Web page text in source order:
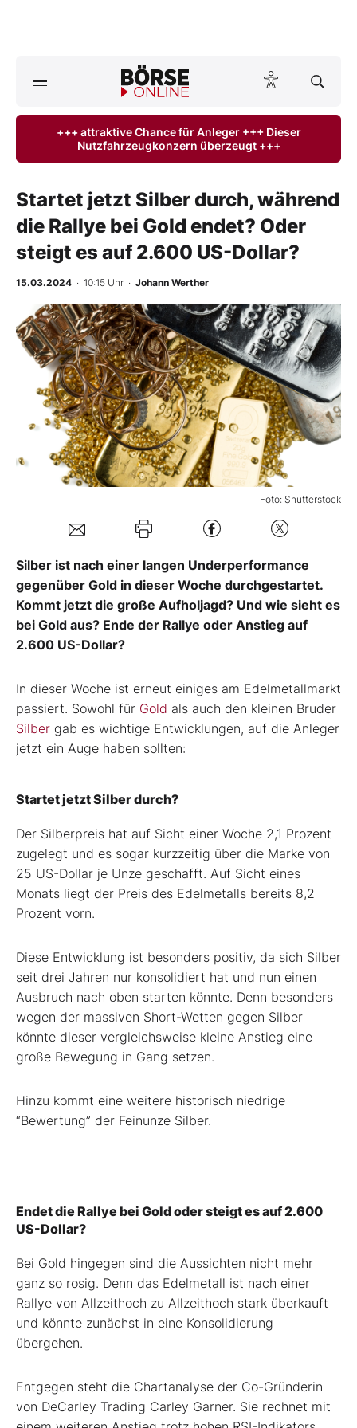
ktuelle Ausgabe BÖRSE ONLINE lesen
Anlageprodukte
Finanz-Check
Abo & Shop
BO-Musterdepots
Experten
Mein B:O
Mein Konto
+++ attraktive Chance für Anleger +++ Dieser
Nutzfahrzeugkonzern überzeugt +++
Startet jetzt Silber durch, während
die Rallye bei Gold endet? Oder
steigt es auf 2.600 US-Dollar?
15.03.2024 · 10:15 Uhr · Johann Werther
Foto: Shutterstock
-%
Silber ist nach einer langen Underperformance
gegenüber Gold in dieser Woche durchgestartet.
Kommt jetzt die große Aufholjagd? Und wie sieht es
bei Gold aus? Ende der Rallye oder Anstieg auf
2.600 US-Dollar?
In dieser Woche ist erneut einiges am Edelmetallmarkt
passiert. Sowohl für Gold als auch den kleinen Bruder
Silber gab es wichtige Entwicklungen, auf die Anleger
jetzt ein Auge haben sollten:
Startet jetzt Silber durch?
Der Silberpreis hat auf Sicht einer Woche 2,1 Prozent
zugelegt und es sogar kurzzeitig über die Marke von
25 US-Dollar je Unze geschafft. Auf Sicht eines
Monats liegt der Preis des Edelmetalls bereits 8,2
Prozent vorn.
Diese Entwicklung ist besonders positiv, da sich Silber
seit drei Jahren nur konsolidiert hat und nun einen
Ausbruch nach oben starten könnte. Denn besonders
wegen der massiven Short-Wetten gegen Silber
könnte dieser vergleichsweise kleine Anstieg eine
große Bewegung in Gang setzen.
Hinzu kommt eine weitere historisch niedrige
“Bewertung” der Feinunze Silber.
Endet die Rallye bei Gold oder steigt es auf 2.600
US-Dollar?
Bei Gold hingegen sind die Aussichten nicht mehr
ganz so rosig. Denn das Edelmetall ist nach einer
Rallye von Allzeithoch zu Allzeithoch stark überkauft
und könnte zunächst in eine Konsolidierung
übergehen.
Entgegen steht die Chartanalyse der Co-Gründerin
von DeCarley Trading Carley Garner. Sie rechnet mit